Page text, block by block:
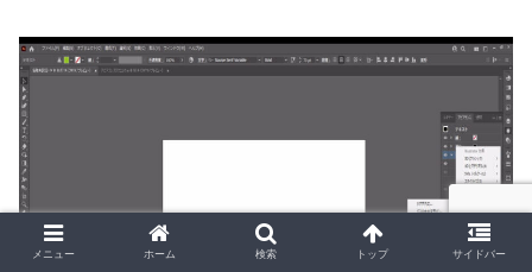
メニュー ホーム 検索 トップ サイドバー